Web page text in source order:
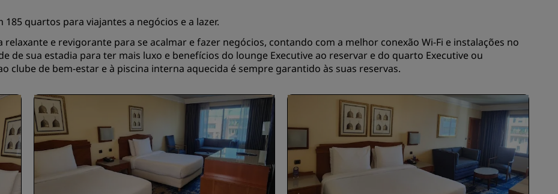
quartos para viajantes a negócios e a lazer.
e revigorante para se acalmar e fazer negócios, contando com a melhor conexão Wi-Fi e instalações no
de sua estadia para ter mais luxo e benefícios do lounge Executive ao reservar e do quarto Executive ou
clube de bem-estar e à piscina interna aquecida é sempre garantido às suas reservas.